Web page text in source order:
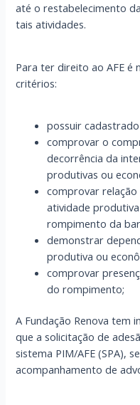
até o restabelecimento
tais atividades.
Para ter direito ao AFE é
critérios:
possuir
comprovar o
decorrência da
produtivas ou
comprovar
atividade
rompimento da
demonstrar
produtiva ou
comprovar
do rompimento;
A Fundação Renova tem
que a solicitação de
sistema PIM/AFE (SPA),
acompanhamento de